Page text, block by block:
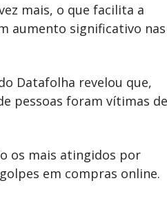
mais, o que facilita a
aumento significativo nas
Datafolha revelou que,
pessoas foram vítimas de
os mais atingidos por
em compras online.